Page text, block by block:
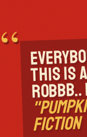
THIS IS
ROBBB..
FICTION